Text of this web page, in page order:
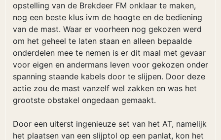
opstelling van de Brekdeer FM onklaar te maken,
nog een beste klus ivm de hoogte en de bediening
van de mast. Waar er voorheen nog gekozen werd
om het geheel te laten staan en alleen bepaalde
onderdelen mee te nemen is er dit maal met gevaar
voor eigen en andermans leven voor gekozen onder
spanning staande kabels door te slijpen. Door deze
actie zou de mast vanzelf wel zakken en was het
grootste obstakel ongedaan gemaakt.
Door een uiterst ingenieuze set van het AT, namelijk
het plaatsen van een slijptol op een panlat, kon het